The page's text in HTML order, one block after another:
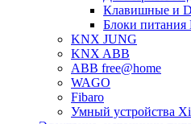
Клавишные и
Блоки
KNX JUNG
KNX ABB
ABB free@home
WAGO
Fibaro
Умный устройства